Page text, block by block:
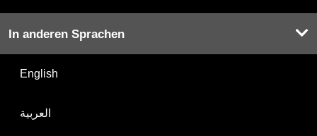
In anderen Sprachen
English
العربية